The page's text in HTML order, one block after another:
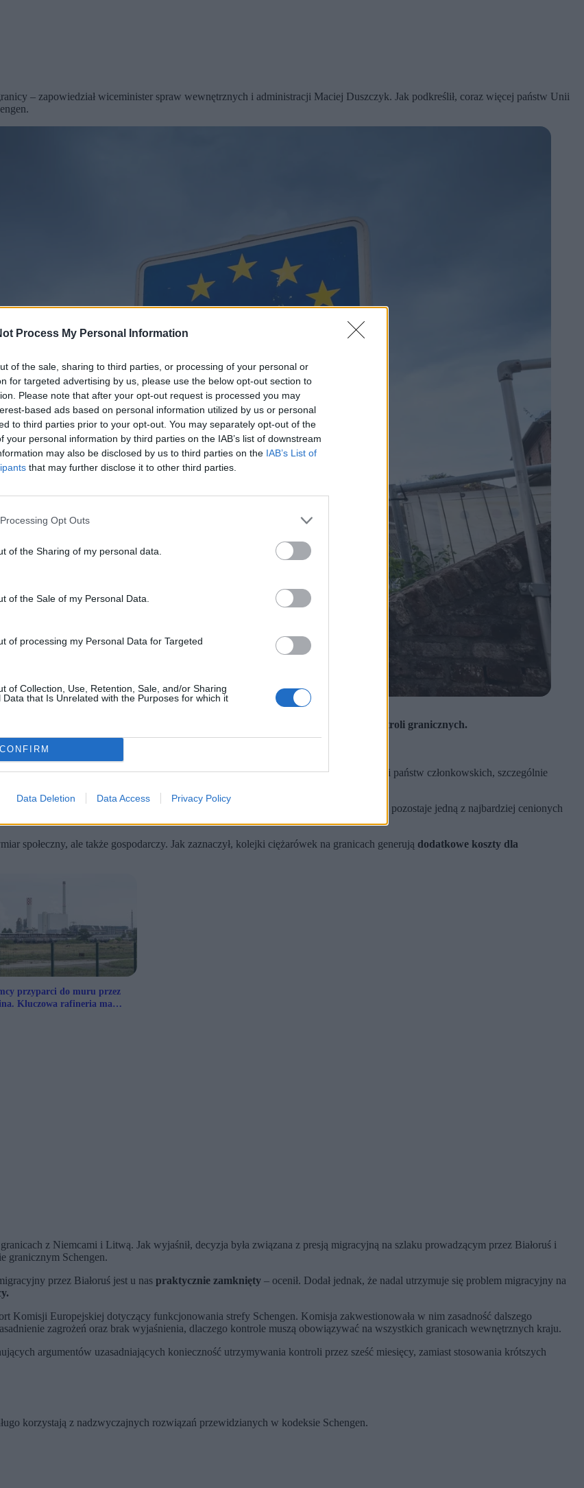
Process My Personal Information
of the sale, sharing to third parties, or processing of your personal or
for targeted advertising by us, please use the below opt-out section to
Please note that after your opt-out request is processed you may
based ads based on personal information utilized by us or personal
to third parties prior to your opt-out. You may separately opt-out of the
your personal information by third parties on the IAB’s list of downstream
may also be disclosed by us to third parties on the IAB’s List of
that may further disclose it to other third parties.
Opt Outs
of the Sharing of my personal data.
of the Sale of my Personal Data.
of processing my Personal Data for Targeted
of Collection, Use, Retention, Sale, and/or Sharing
Data that Is Unrelated with the Purposes for which it
CONFIRM
Data Deletion Data Access Privacy Policy
– zapowiedział wiceminister spraw wewnętrznych i administracji Maciej Duszczyk. Jak podkreślił, coraz więcej państw Unii
przemieszczania się w strefie Schengen i krytykuje Niemcy za przedłużanie kontroli granicznych.
braki w uzasadnieniu utrzymywania ograniczeń.
z niemieckim rządem na temat przyszłości kontroli na wspólnej granicy.
państw UE w Luksemburgu. Niemcy spotkały się tam z ostrą krytyką części państw członkowskich, szczególnie
wobec Berlina miały być
jest jednym z najważniejszych zadań Unii Europejskiej. Brak kontroli granicznych pozostaje jedną z najbardziej cenionych
społeczny, ale także gospodarczy. Jak zaznaczył, kolejki ciężarówek na granicach generują dodatkowe koszty dla
przyparci do muru przez
Kluczowa rafineria ma
z Niemcami i Litwą. Jak wyjaśnił, decyzja była związana z presją migracyjną na szlaku prowadzącym przez Białoruś i
granicznym Schengen.
przez Białoruś jest u nas praktycznie zamknięty – ocenił. Dodał jednak, że nadal utrzymuje się problem migracyjny na
Komisji Europejskiej dotyczący funkcjonowania strefy Schengen. Komisja zakwestionowała w nim zasadność dalszego
zagrożeń oraz brak wyjaśnienia, dlaczego kontrole muszą obowiązywać na wszystkich granicach wewnętrznych kraju.
argumentów uzasadniających konieczność utrzymywania kontroli przez sześć miesięcy, zamiast stosowania krótszych
korzystają z nadzwyczajnych rozwiązań przewidzianych w kodeksie Schengen.